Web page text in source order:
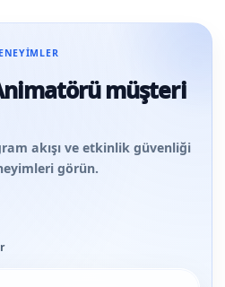
müşteri
akışı ve etkinlik güvenliği
görün.